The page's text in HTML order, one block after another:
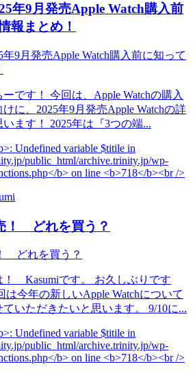
年9月発売Apple Watch購入前
報まとめ！
です！ 今回は、Apple Watchの購入
に、2025年9月発売Apple Watchの詳
ます！ 2025年は『3つの端...
！ どれを買う？
！ Kasumiです。 お久しぶりです
今年の新しいApple Watchについて
いただきたいと思います。 9/10に...